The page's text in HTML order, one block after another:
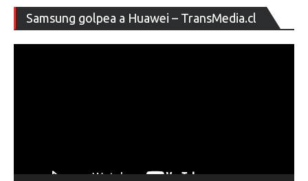
Samsung golpea a Huawei – TransMedia.cl
de